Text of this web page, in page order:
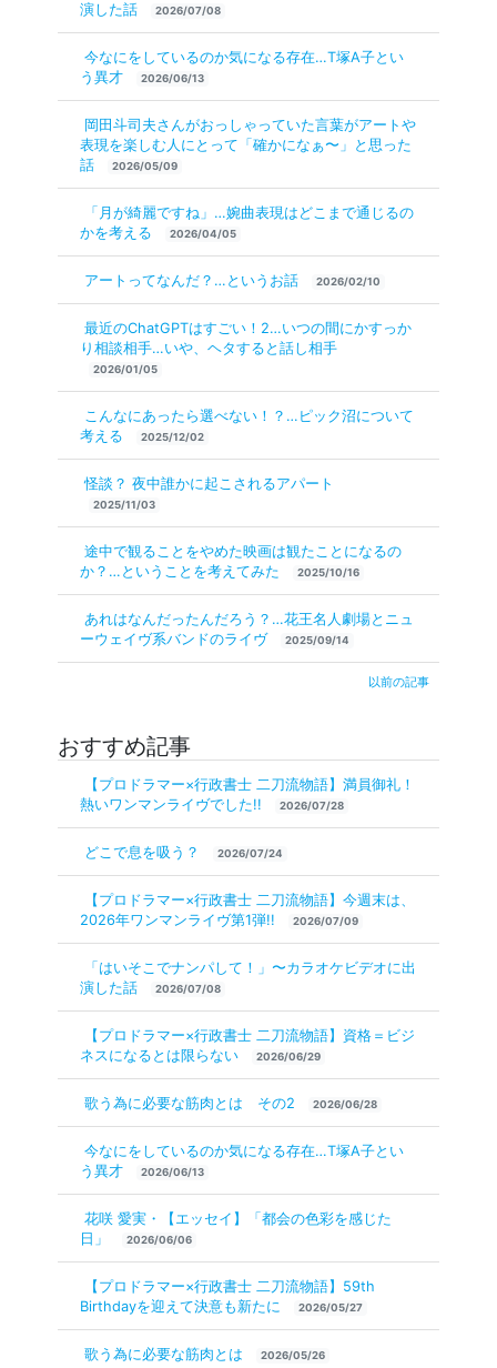
演した話
2026/07/08
今なにをしているのか気になる存在…T塚A子とい
う異才
2026/06/13
岡田斗司夫さんがおっしゃっていた言葉がアートや
表現を楽しむ人にとって「確かになぁ〜」と思った
話
2026/05/09
「月が綺麗ですね」…婉曲表現はどこまで通じるの
かを考える
2026/04/05
アートってなんだ？…というお話 2026/02/10
最近のChatGPTはすごい！2…いつの間にかすっか
り相談相手…いや、ヘタすると話し相手
2026/01/05
こんなにあったら選べない！？…ピック沼について
考える
2025/12/02
怪談？ 夜中誰かに起こされるアパート
2025/11/03
途中で観ることをやめた映画は観たことになるの
か？…ということを考えてみた
2025/10/16
あれはなんだったんだろう？…花王名人劇場とニュ
ーウェイヴ系バンドのライヴ
2025/09/14
以前の記事
おすすめ記事
【プロドラマー×行政書士 二刀流物語】満員御礼！
熱いワンマンライヴでした!!
2026/07/28
どこで息を吸う？ 2026/07/24
【プロドラマー×行政書士 二刀流物語】今週末は、
2026年ワンマンライヴ第1弾!!
2026/07/09
「はいそこでナンパして！」〜カラオケビデオに出
演した話
2026/07/08
【プロドラマー×行政書士 二刀流物語】資格＝ビジ
ネスになるとは限らない
2026/06/29
歌う為に必要な筋肉とは その2 2026/06/28
今なにをしているのか気になる存在…T塚A子とい
う異才
2026/06/13
花咲 愛実・【エッセイ】「都会の色彩を感じた
日」
2026/06/06
【プロドラマー×行政書士 二刀流物語】59th
Birthdayを迎えて決意も新たに
2026/05/27
歌う為に必要な筋肉とは 2026/05/26